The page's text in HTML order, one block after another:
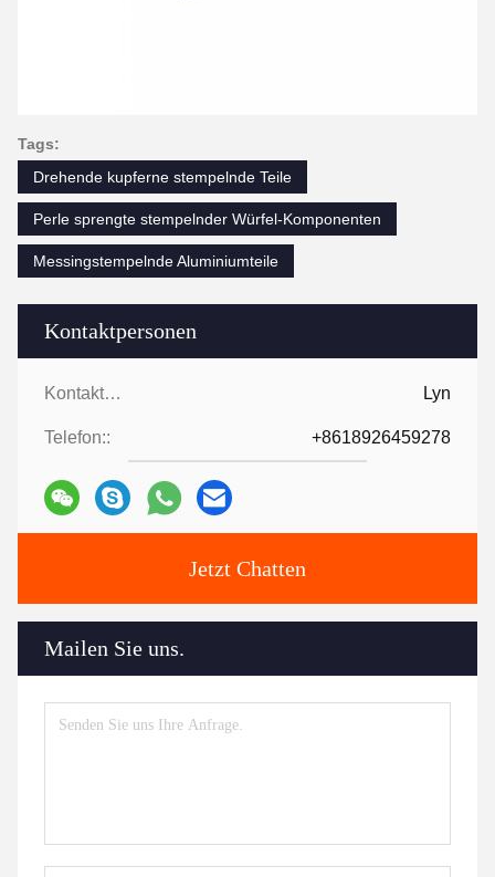
Kontaktpersonen
Kontaktpersonen: Lyn
Telefon:: +8618926459278
Jetzt Chatten
Mailen Sie uns.
Tags:
Drehende kupferne stempelnde Teile
Perle sprengte stempelnder Würfel-Komponenten
Messingstempelnde Aluminiumteile